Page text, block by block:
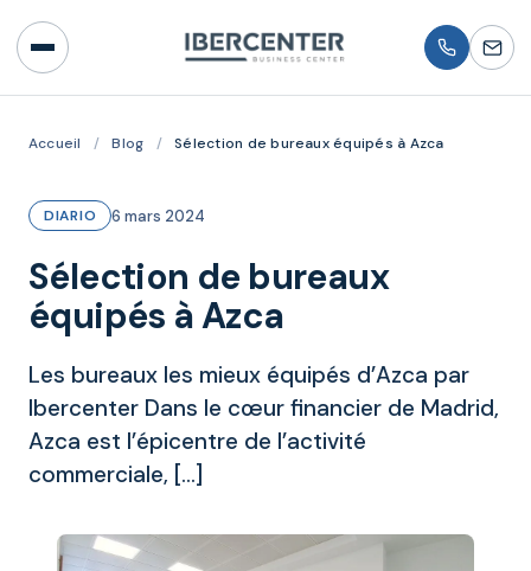
Accueil / Blog / Sélection de bureaux équipés à Azca
DIARIO 6 mars 2024
Sélection de bureaux
équipés à Azca
Les bureaux les mieux équipés d’Azca par
Ibercenter Dans le cœur financier de Madrid,
Azca est l’épicentre de l’activité
commerciale, […]